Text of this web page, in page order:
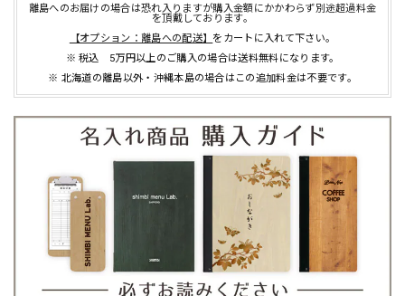
離島へのお届けの場合は恐れ入りますが購入金額にかかわらず別途超過料金
を頂戴しております。
【オプション：離島への配送】 をカートに入れて下さい。
※ 税込 5万円以上のご購入の場合は送料無料になります。
※ 北海道の離島以外・沖縄本島の場合はこの追加料金は不要です。